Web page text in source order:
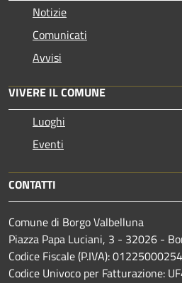
Notizie
Comunicati
Avvisi
VIVERE IL COMUNE
Luoghi
Eventi
CONTATTI
Comune di Borgo Valbelluna
Piazza Papa Luciani, 3 - 32026 -
Codice Fiscale (P.IVA): 01225000254
Codice Univoco per Fatturazione: